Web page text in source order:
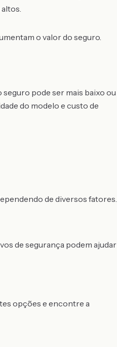
o valor do seguro.
pode ser mais baixo ou
do modelo e custo de
de diversos fatores.
de segurança podem ajudar
opções e encontre a